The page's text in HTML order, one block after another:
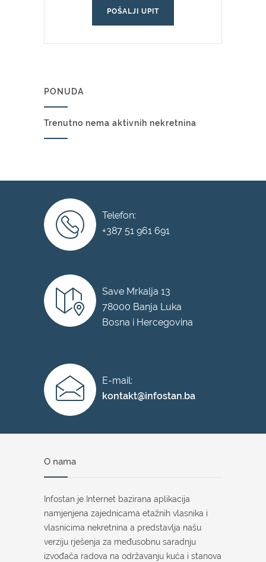
POŠALJI UPIT
PONUDA
Trenutno nema aktivnih nekretnina
Telefon:
+387 51 961 691
Save Mrkalja 13
78000 Banja Luka
Bosna i Hercegovina
E-mail:
kontakt@infostan.ba
O nama
Infostan je Internet bazirana aplikacija
namjenjena zajednicama etažnih vlasnika i
vlasnicima nekretnina a predstavlja našu
verziju rješenja za međusobnu saradnju
izvođača radova na održavanju kuća i stanova